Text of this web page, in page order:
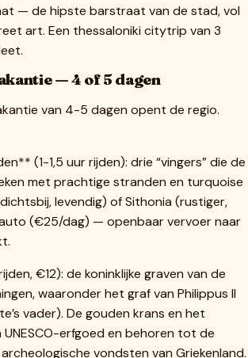
— de hipste barstraat van de stad, vol
art. Een thessaloniki citytrip van 3
— 4 of 5 dagen
van 4-5 dagen opent de regio.
(1-1,5 uur rijden): drie “vingers” die de
met prachtige stranden en turquoise
levendig) of Sithonia (rustiger,
(€25/dag) — openbaar vervoer naar
€12): de koninklijke graven van de
waaronder het graf van Philippus II
vader). De gouden krans en het
UNESCO-erfgoed en behoren tot de
vondsten van Griekenland.